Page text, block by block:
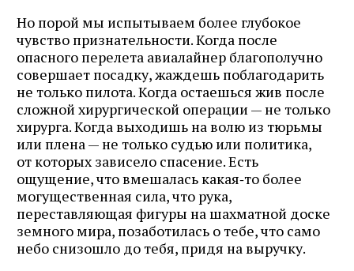
Но порой мы испытываем более глубокое
чувство признательности. Когда после
опасного перелета авиалайнер благополучно
совершает посадку, жаждешь поблагодарить
не только пилота. Когда остаешься жив после
сложной хирургической операции — не только
хирурга. Когда выходишь на волю из тюрьмы
или плена — не только судью или политика,
от которых зависело спасение. Есть
ощущение, что вмешалась какая‑то более
могущественная сила, что рука,
переставляющая фигуры на шахматной доске
земного мира, позаботилась о тебе, что само
небо снизошло до тебя, придя на выручку.